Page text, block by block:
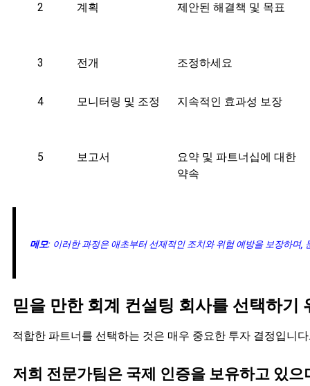
2 계획 제안된 해결책 및 목표
3 전개 조정하세요
4 모니터링 및 조정 지속적인 효과성 보장
5 보고서
요약 및 파트너십에 대한
약속
메모: 이러한 과정은 애초부터 선제적인 조치와 위험 예방을 보장하며
믿을 만한 회계 컨설팅 회사를 선택하기
적합한 파트너를 선택하는 것은 매우 중요한 투자 결정입니
저희 전문가팀은 국제 인증을 보유하고 있